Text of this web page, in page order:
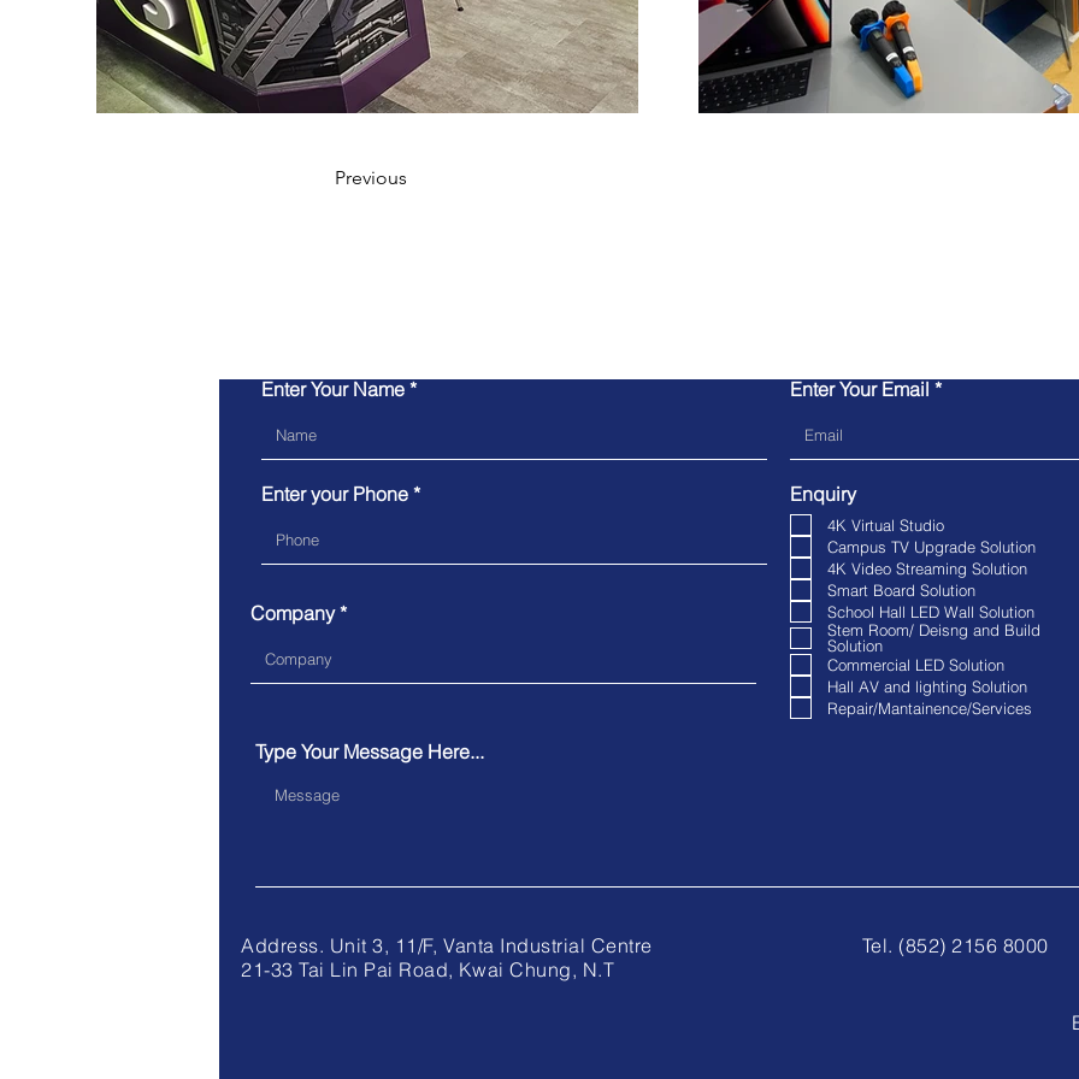
Previous
Enter Your Name
Enter your Phone *
Company
Enter Your Email
Enquiry
4K Virtual Studio
Campus TV Upgrade Solution
4K Video Streaming Solution
Smart Board Solution
School Hall LED Wall Solution
Stem Room/ Deisng and Build
Solution
Commercial LED Solution
Hall AV and lighting Solution
Repair/Mantainence/Services
Type Your Message Here...
Address. Unit 3, 11/F, Vanta Industrial Centre
21-33 Tai Lin Pai Road, Kwai Chung, N.T
Tel. (852) 2156 8000